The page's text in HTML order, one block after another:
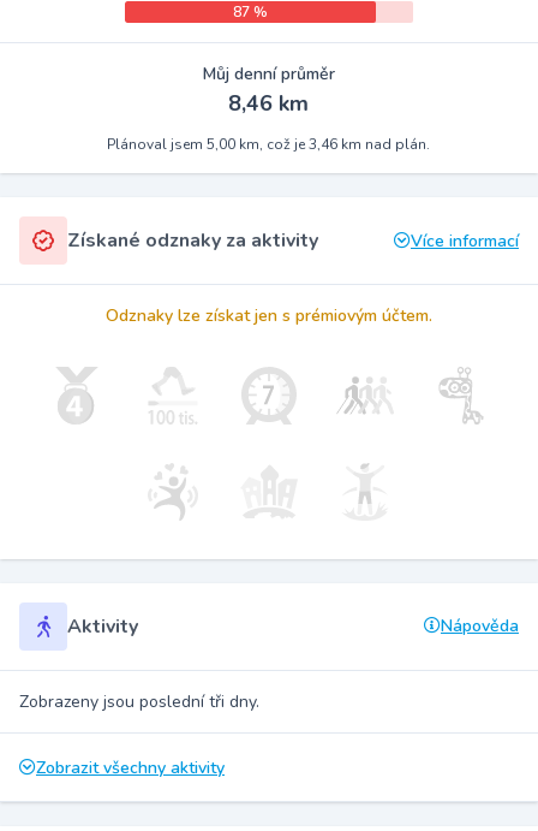
87 %
Můj denní průměr
8,46 km
Plánoval jsem 5,00 km, což je 3,46 km nad plán.
Získané odznaky za aktivity Více informací
Odznaky lze získat jen s prémiovým účtem.
Aktivity Nápověda
Zobrazeny jsou poslední tři dny.
Zobrazit všechny aktivity